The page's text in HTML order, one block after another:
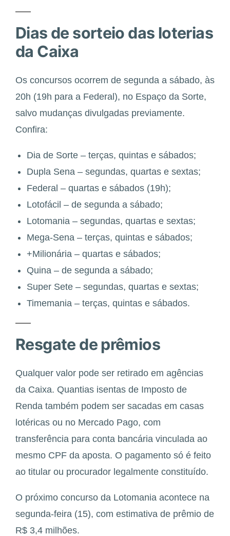
Dias de sorteio das loterias
da Caixa
Os concursos ocorrem de segunda a sábado, às
20h (19h para a Federal), no Espaço da Sorte,
salvo mudanças divulgadas previamente.
Confira:
Dia de Sorte – terças, quintas e sábados;
Dupla Sena – segundas, quartas e sextas;
Federal – quartas e sábados (19h);
Lotofácil – de segunda a sábado;
Lotomania – segundas, quartas e sextas;
Mega-Sena – terças, quintas e sábados;
+Milionária – quartas e sábados;
Quina – de segunda a sábado;
Super Sete – segundas, quartas e sextas;
Timemania – terças, quintas e sábados.
Resgate de prêmios
Qualquer valor pode ser retirado em agências
da Caixa. Quantias isentas de Imposto de
Renda também podem ser sacadas em casas
lotéricas ou no Mercado Pago, com
transferência para conta bancária vinculada ao
mesmo CPF da aposta. O pagamento só é feito
ao titular ou procurador legalmente constituído.
O próximo concurso da Lotomania acontece na
segunda-feira (15), com estimativa de prêmio de
R$ 3,4 milhões.